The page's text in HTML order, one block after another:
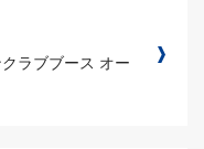
ラブブース オー